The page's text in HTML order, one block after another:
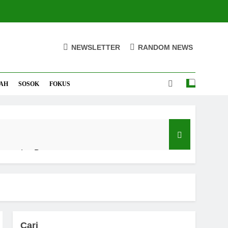
NEWSLETTER RANDOM NEWS
SOSOK FOKUS
dan Pesantren
Ramadan
Cari